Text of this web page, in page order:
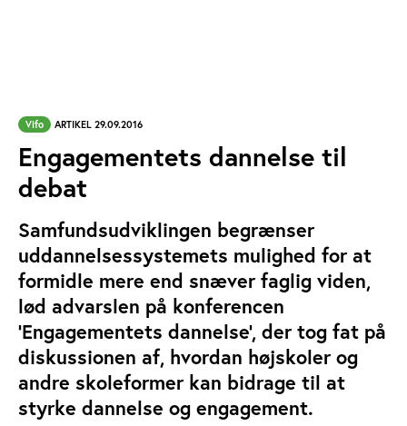
Vifo ARTIKEL 29.09.2016
Engagementets dannelse til
debat
Samfundsudviklingen begrænser
uddannelsessystemets mulighed for at
formidle mere end snæver faglig viden,
lød advarslen på konferencen
’Engagementets dannelse’, der tog fat på
diskussionen af, hvordan højskoler og
andre skoleformer kan bidrage til at
styrke dannelse og engagement.